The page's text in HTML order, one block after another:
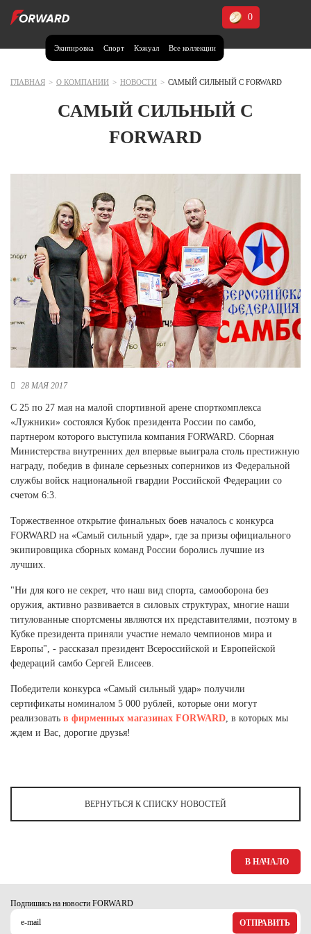
Экипировка Спорт Кэжуал Все коллекции
0
Москва и МО
Волгоградская область (1)
Воронежская область (1)
Калининградская область (1)
Кемеровская область (2)
Краснодарский край (5)
Красноярский край (5)
Курская область (1)
Москва и МО (14)
Нижегородская область (1)
Новосибирская область (3)
Омская область (5)
Республика Крым (1)
Республика Татарстан (2)
Ростовская область (2)
Самарская область (1)
Санкт-Петербург и ЛО (3)
Саратовская область (1)
Свердловская область (5)
Смоленская область (1)
Ставропольский край (5)
Томская область (1)
Тульская область (1)
Тюменская область (3)
Хакасия (1)
Ханты-Мансийский автономный округ (3)
Челябинская область (2)
Ярославская область (1)
ГЛАВНАЯ > О КОМПАНИИ > НОВОСТИ > САМЫЙ СИЛЬНЫЙ С FORWARD
САМЫЙ СИЛЬНЫЙ С
FORWARD
28 МАЯ 2017
С 25 по 27 мая на малой спортивной арене спорткомплекса
«Лужники» состоялся Кубок президента России по самбо,
партнером которого выступила компания FORWARD. Сборная
Министерства внутренних дел впервые выиграла столь престижную
награду, победив в финале серьезных соперников из Федеральной
службы войск национальной гвардии Российской Федерации со
счетом 6:3.
Торжественное открытие финальных боев началось с конкурса
FORWARD на «Самый сильный удар», где за призы официального
экипировщика сборных команд России боролись лучшие из
лучших.
"Ни для кого не секрет, что наш вид спорта, самооборона без
оружия, активно развивается в силовых структурах, многие наши
титулованные спортсмены являются их представителями, поэтому в
Кубке президента приняли участие немало чемпионов мира и
Европы", - рассказал президент Всероссийской и Европейской
федераций самбо Сергей Елисеев.
Победители конкурса «Самый сильный удар» получили
сертификаты номиналом 5 000 рублей, которые они могут
реализовать в фирменных магазинах FORWARD , в которых мы
ждем и Вас, дорогие друзья!
ВЕРНУТЬСЯ К СПИСКУ НОВОСТЕЙ
В НАЧАЛО
Подпишись на новости FORWARD
ОТПРАВИТЬ